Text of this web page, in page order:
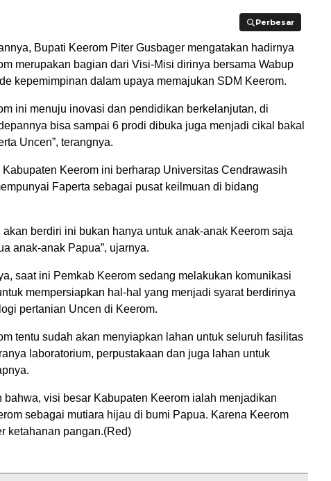
Perbesar
Perbesar
Bupati Keerom Piter Gusbager mengatakan hadirnya
merupakan bagian dari Visi-Misi dirinya bersama Wabup
kepemimpinan dalam upaya memajukan SDM Keerom.
ini menuju inovasi dan pendidikan berkelanjutan, di
bisa sampai 6 prodi dibuka juga menjadi cikal bakal
Uncen”, terangnya.
Kabupaten Keerom ini berharap Universitas Cendrawasih
Faperta sebagai pusat keilmuan di bidang
akan berdiri ini bukan hanya untuk anak-anak Keerom saja
anak-anak Papua”, ujarnya.
saat ini Pemkab Keerom sedang melakukan komunikasi
mempersiapkan hal-hal yang menjadi syarat berdirinya
pertanian Uncen di Keerom.
tentu sudah akan menyiapkan lahan untuk seluruh fasilitas
laboratorium, perpustakaan dan juga lahan untuk
bahwa, visi besar Kabupaten Keerom ialah menjadikan
sebagai mutiara hijau di bumi Papua. Karena Keerom
ketahanan pangan.(Red)